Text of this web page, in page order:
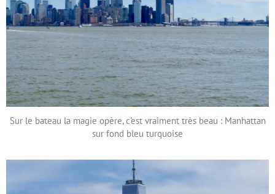
Sur le bateau la magie opère, c'est vraiment très beau : Manhattan
sur fond bleu turquoise